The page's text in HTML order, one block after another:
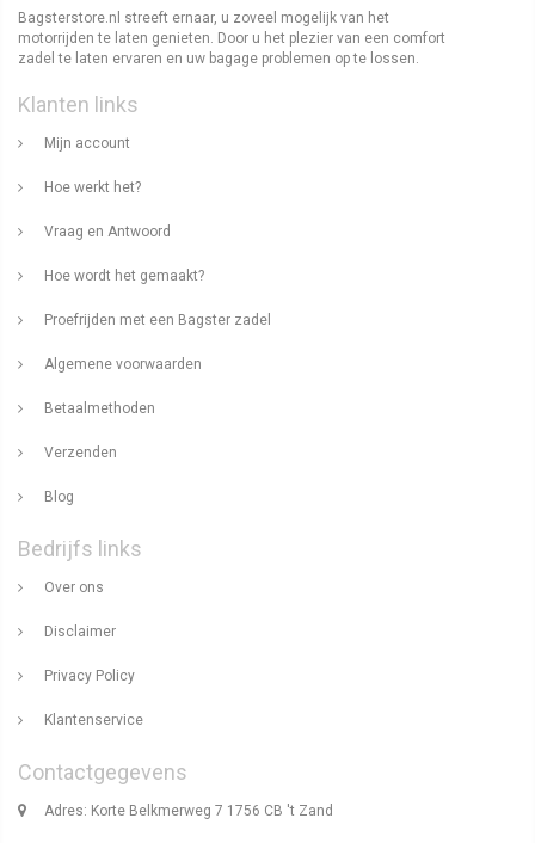
Bagsterstore.nl streeft ernaar, u zoveel mogelijk van het
motorrijden te laten genieten. Door u het plezier van een comfort
zadel te laten ervaren en uw bagage problemen op te lossen.
Klanten links
Mijn account
Hoe werkt het?
Vraag en Antwoord
Hoe wordt het gemaakt?
Proefrijden met een Bagster zadel
Algemene voorwaarden
Betaalmethoden
Verzenden
Blog
Bedrijfs links
Over ons
Disclaimer
Privacy Policy
Klantenservice
Contactgegevens
Adres: Korte Belkmerweg 7 1756 CB 't Zand